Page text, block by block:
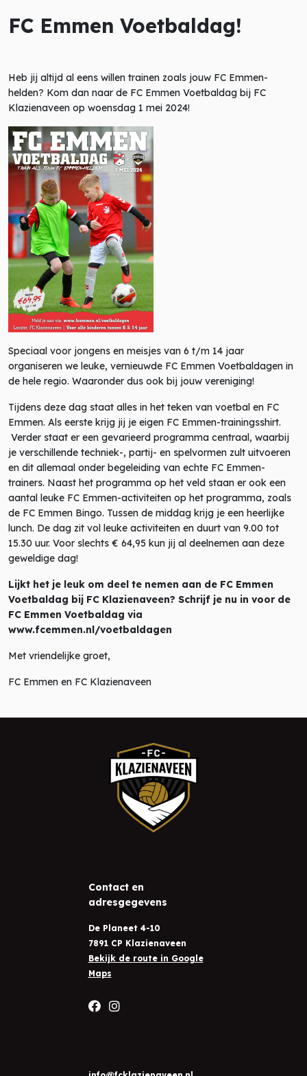
FC Emmen Voetbaldag!
Heb jij altijd al eens willen trainen zoals jouw FC Emmen-
helden? Kom dan naar de FC Emmen Voetbaldag bij FC
Klazienaveen op woensdag 1 mei 2024!
Speciaal voor jongens en meisjes van 6 t/m 14 jaar
organiseren we leuke, vernieuwde FC Emmen Voetbaldagen in
de hele regio. Waaronder dus ook bij jouw vereniging!
Tijdens deze dag staat alles in het teken van voetbal en FC
Emmen. Als eerste krijg jij je eigen FC Emmen-trainingsshirt.
Verder staat er een gevarieerd programma centraal, waarbij
je verschillende techniek-, partij- en spelvormen zult uitvoeren
en dit allemaal onder begeleiding van echte FC Emmen-
trainers. Naast het programma op het veld staan er ook een
aantal leuke FC Emmen-activiteiten op het programma, zoals
de FC Emmen Bingo. Tussen de middag krijg je een heerlijke
lunch. De dag zit vol leuke activiteiten en duurt van 9.00 tot
15.30 uur. Voor slechts € 64,95 kun jij al deelnemen aan deze
geweldige dag!
Lijkt het je leuk om deel te nemen aan de FC Emmen
Voetbaldag bij FC Klazienaveen? Schrijf je nu in voor de
FC Emmen Voetbaldag via
www.fcemmen.nl/voetbaldagen
Met vriendelijke groet,
FC Emmen en FC Klazienaveen
Contact en
adresgegevens
De Planeet 4-10
7891 CP Klazienaveen
Bekijk de route in Google
Maps